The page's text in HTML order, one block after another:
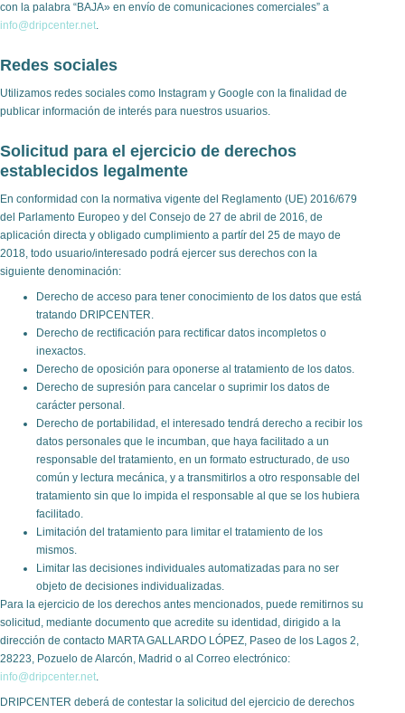
con la palabra “BAJA» en envío de comunicaciones comerciales” a
info@dripcenter.net.
Redes sociales
Utilizamos redes sociales como Instagram y Google con la finalidad de
publicar información de interés para nuestros usuarios.
Solicitud para el ejercicio de derechos
establecidos legalmente
En conformidad con la normativa vigente del Reglamento (UE) 2016/679
del Parlamento Europeo y del Consejo de 27 de abril de 2016, de
aplicación directa y obligado cumplimiento a partír del 25 de mayo de
2018, todo usuario/interesado podrá ejercer sus derechos con la
siguiente denominación:
Derecho de acceso para tener conocimiento de los datos que está
tratando DRIPCENTER.
Derecho de rectificación para rectificar datos incompletos o
inexactos.
Derecho de oposición para oponerse al tratamiento de los datos.
Derecho de supresión para cancelar o suprimir los datos de
carácter personal.
Derecho de portabilidad, el interesado tendrá derecho a recibir los
datos personales que le incumban, que haya facilitado a un
responsable del tratamiento, en un formato estructurado, de uso
común y lectura mecánica, y a transmitirlos a otro responsable del
tratamiento sin que lo impida el responsable al que se los hubiera
facilitado.
Limitación del tratamiento para limitar el tratamiento de los
mismos.
Limitar las decisiones individuales automatizadas para no ser
objeto de decisiones individualizadas.
Para la ejercicio de los derechos antes mencionados, puede remitirnos su
solicitud, mediante documento que acredite su identidad, dirigido a la
dirección de contacto MARTA GALLARDO LÓPEZ, Paseo de los Lagos 2,
28223, Pozuelo de Alarcón, Madrid o al Correo electrónico:
info@dripcenter.net.
DRIPCENTER deberá de contestar la solicitud del ejercicio de derechos